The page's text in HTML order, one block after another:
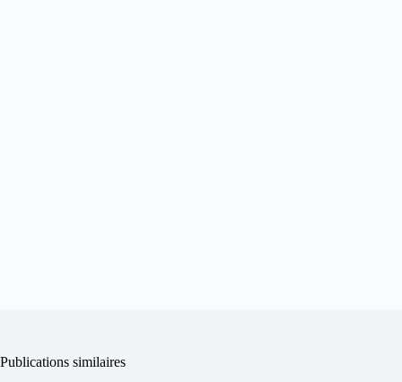
Publications similaires